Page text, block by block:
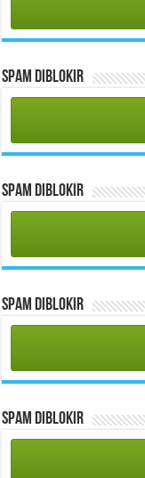
Spam Diblokir
Spam Diblokir
Spam Diblokir
Spam Diblokir